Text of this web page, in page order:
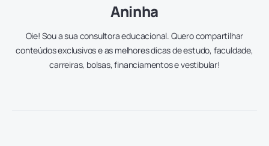
Aninha
Oie! Sou a sua consultora educacional. Quero compartilhar
conteúdos exclusivos e as melhores dicas de estudo, faculdade,
carreiras, bolsas, financiamentos e vestibular!